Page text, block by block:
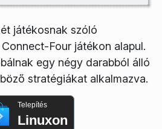
játékosnak szóló
Four játékon alapul.
egy négy darabból álló
stratégiákat alkalmazva.
Telepítés
Linuxon